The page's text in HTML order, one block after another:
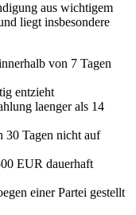
aus wichtigem
liegt insbesondere
von 7 Tagen
entzieht
laenger als 14
30 Tagen nicht auf
EUR dauerhaft
einer Partei gestellt